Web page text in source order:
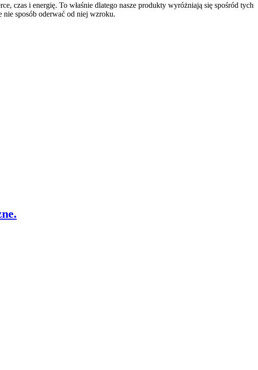
czas i energię. To właśnie dlatego nasze produkty wyróżniają się spośród tych
sposób oderwać od niej wzroku.